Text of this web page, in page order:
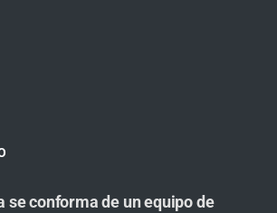
se conforma de un equipo de